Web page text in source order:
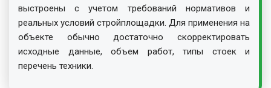
выстроены с учетом требований нормативов и
реальных условий стройплощадки. Для применения на
объекте обычно достаточно скорректировать
исходные данные, объем работ, типы стоек и
перечень техники.